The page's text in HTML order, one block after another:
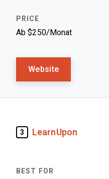
Ab $250/Monat
Website
3 LearnUpon